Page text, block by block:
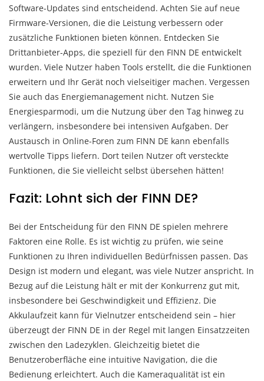
Software-Updates sind entscheidend. Achten Sie auf neue
Firmware-Versionen, die die Leistung verbessern oder
zusätzliche Funktionen bieten können. Entdecken Sie
Drittanbieter-Apps, die speziell für den FINN DE entwickelt
wurden. Viele Nutzer haben Tools erstellt, die die Funktionen
erweitern und Ihr Gerät noch vielseitiger machen. Vergessen
Sie auch das Energiemanagement nicht. Nutzen Sie
Energiesparmodi, um die Nutzung über den Tag hinweg zu
verlängern, insbesondere bei intensiven Aufgaben. Der
Austausch in Online-Foren zum FINN DE kann ebenfalls
wertvolle Tipps liefern. Dort teilen Nutzer oft versteckte
Funktionen, die Sie vielleicht selbst übersehen hätten!
Fazit: Lohnt sich der FINN DE?
Bei der Entscheidung für den FINN DE spielen mehrere
Faktoren eine Rolle. Es ist wichtig zu prüfen, wie seine
Funktionen zu Ihren individuellen Bedürfnissen passen. Das
Design ist modern und elegant, was viele Nutzer anspricht. In
Bezug auf die Leistung hält er mit der Konkurrenz gut mit,
insbesondere bei Geschwindigkeit und Effizienz. Die
Akkulaufzeit kann für Vielnutzer entscheidend sein – hier
überzeugt der FINN DE in der Regel mit langen Einsatzzeiten
zwischen den Ladezyklen. Gleichzeitig bietet die
Benutzeroberfläche eine intuitive Navigation, die die
Bedienung erleichtert. Auch die Kameraqualität ist ein